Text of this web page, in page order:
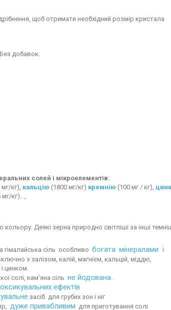
щоб отримати необхідний розмір кристала
Без добавок.
солей і мікроелементів:
кг), кальцію (1800 мг/кг) кремнію (100 мг / кг),
мг/кг).. ,
Деякі зерна природно світліші за інші
сіль особливо богата мінералами і
з залізом, калій, магнієм, кальцій, міддю,
цинком.
солі, кам'яна сіль не йодована .
ефектів
засіб для грубих зон і ніг
дуже привабливим для приготування солі